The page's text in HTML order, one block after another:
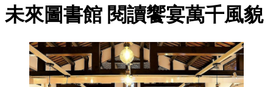
未來圖書館 閱讀饗宴萬千風貌